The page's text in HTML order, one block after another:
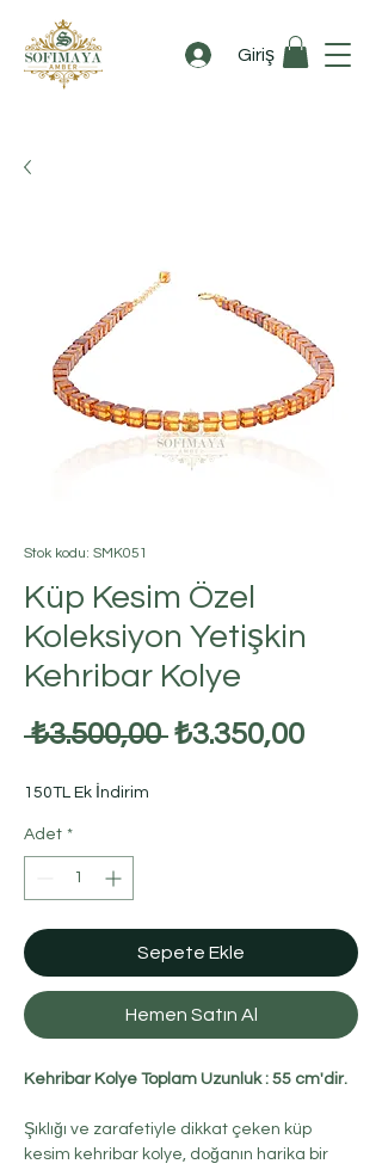
Giriş
Stok kodu: SMK051
Küp Kesim Özel
Koleksiyon Yetişkin
Kehribar Kolye
₺3.500,00 Normal
₺3.350,00
150TL Ek İndirim
Adet *
Sepete Ekle
Hemen Satın Al
Kehribar Kolye Toplam Uzunluk : 55 cm'dir.
Şıklığı ve zarafetiyle dikkat çeken küp
kesim kehribar kolye, doğanın harika bir